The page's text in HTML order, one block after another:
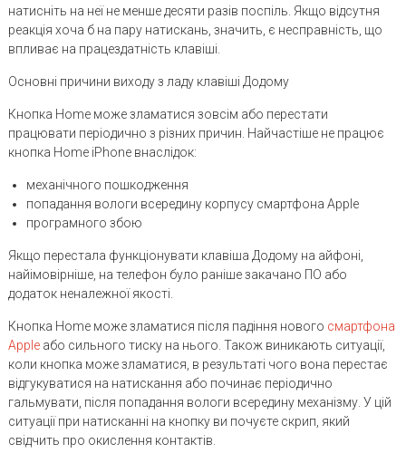
натисніть на неї не менше десяти разів поспіль. Якщо відсутня
реакція хоча б на пару натискань, значить, є несправність, що
впливає на працездатність клавіші.
Основні причини виходу з ладу клавіші Додому
Кнопка Home може зламатися зовсім або перестати
працювати періодично з різних причин. Найчастіше не працює
кнопка Home iPhone внаслідок:
механічного пошкодження
попадання вологи всередину корпусу смартфона Apple
програмного збою
Якщо перестала функціонувати клавіша Додому на айфоні,
найімовірніше, на телефон було раніше закачано ПО або
додаток неналежної якості.
Кнопка Home може зламатися після падіння нового смартфона
Appleабо сильного тиску на нього. Також виникають ситуації,
коли кнопка може зламатися, в результаті чого вона перестає
відгукуватися на натискання або починає періодично
гальмувати, після попадання вологи всередину механізму. У цій
ситуації при натисканні на кнопку ви почуєте скрип, який
свідчить про окислення контактів.